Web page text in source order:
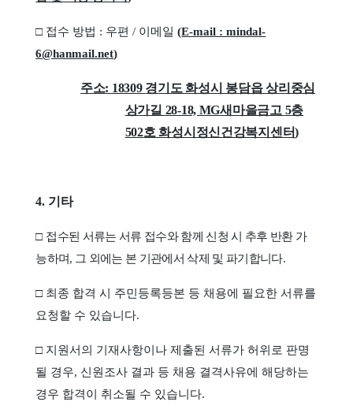
□ 접수 방법 : 우편/ 이메일 (E-mail : mindal-
6@hanmail.net)
주소: 18309 경기도 화성시 봉담읍 상리중심
상가길 28-18, MG새마을금고 5층
502호 화성시정신건강복지센터)
4. 기타
□ 접수된 서류는 서류 접수와 함께 신청 시 추후 반환 가
능하며, 그 외에는 본 기관에서 삭제 및 파기합니다.
□ 최종 합격 시 주민등록등본 등 채용에 필요한 서류를
요청할 수 있습니다.
□ 지원서의 기재사항이나 제출된 서류가 허위로 판명
될 경우, 신원조사 결과 등 채용 결격사유에 해당하는
경우 합격이 취소될 수 있습니다.